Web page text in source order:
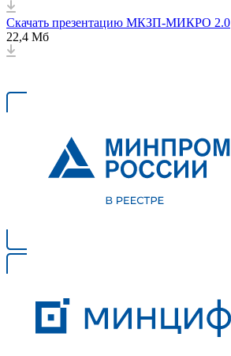
Скачать презентацию МКЗП-МИКРО 2.0
22,4 Мб